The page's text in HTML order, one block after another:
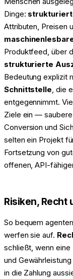
Dinge:
Attributen, Preisen
Produktfeed, über
strukturierte
Bedeutung explizit
Schnittstelle, die
entgegennimmt.
Ziele ein —
Conversion und
selten ein Projekt
Fortsetzung von
offenen, API-
Risiken, Recht
So bequem
werfen sie auf.
schließt, wenn eine
und
in die Zahlung